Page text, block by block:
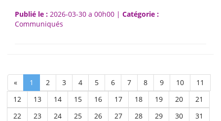
Publié le : 2026-03-30 a 00h00 | Catégorie :
Communiqués
« 1 (current)
2 3 4 5 6 7 8 9 10
11
12
13 14 15 16 17 18 19 20
21
22
23 24 25 26 27 28 29 30
31